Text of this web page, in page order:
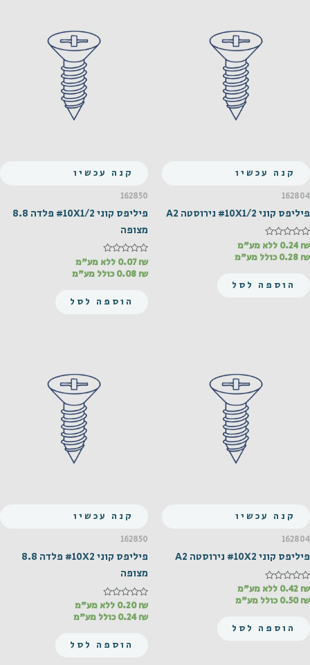
קנה עכשיו
162804
פיליפס קוני #10X1/2 נירוסטה A2
דורג
מתוך
0.24₪
ללא מע"מ
0.28 ₪ כולל מע"מ
הוספה לסל
קנה עכשיו
162850
פיליפס קוני #10X1/2 פלדה 8.8
מצופה
דורג
מתוך
0.07₪
ללא מע"מ
0.08 ₪ כולל מע"מ
הוספה לסל
קנה עכשיו
162804
פיליפס קוני #10X2 נירוסטה A2
דורג
מתוך
0.42 ₪
ללא מע"מ
0.50₪ כולל מע"מ
הוספה לסל
קנה עכשיו
162850
פיליפס קוני #10X2 פלדה 8.8
מצופה
דורג
מתוך
0.20₪
ללא מע"מ
0.24₪ כולל מע"מ
הוספה לסל